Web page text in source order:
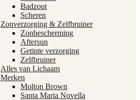
Badzout
Scheren
Zonverzorging & Zelfbruiner
Zonbescherming
Aftersun
Getinte verzorging
Zelfbruiner
Alles van Lichaam
Merken
Molton Brown
Santa Maria Novella